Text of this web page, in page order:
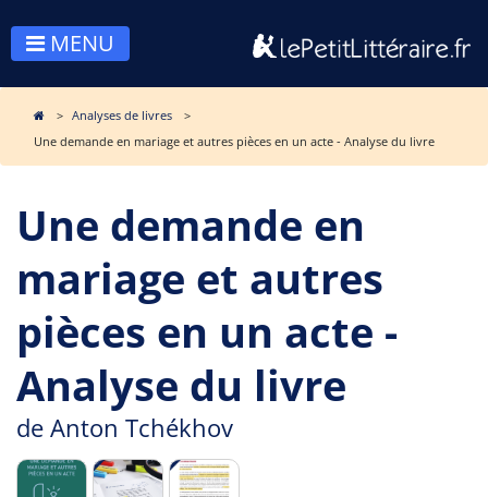
MENU
Analyses de livres
Une demande en mariage et autres pièces en un acte - Analyse du livre
Une demande en
mariage et autres
pièces en un acte -
Analyse du livre
de Anton Tchékhov